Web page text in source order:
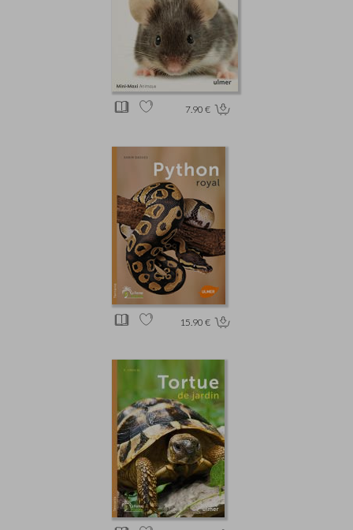
7.90 €
15.90 €